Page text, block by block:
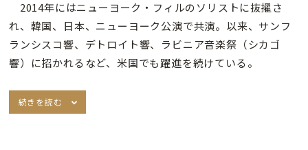
2014年にはニューヨーク・フィルのソリストに抜擢さ
れ、韓国、日本、ニューヨーク公演で共演。以来、サンフ
ランシスコ響、デトロイト響、ラビニア音楽祭（シカゴ
響）に招かれるなど、米国でも躍進を続けている。
続きを読む